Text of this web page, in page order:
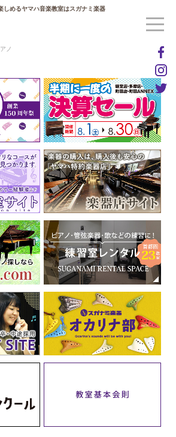
しめるヤマハ音楽教室はスガナミ楽器
ノ